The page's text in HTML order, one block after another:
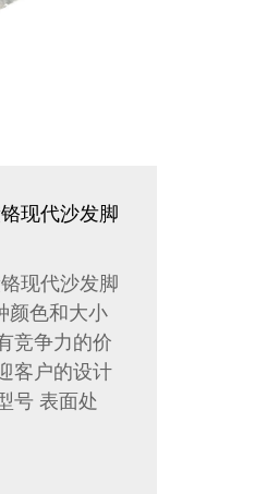
现代沙发脚
现代沙发脚
颜色和大小
竞争力的价
客户的设计
号 表面处